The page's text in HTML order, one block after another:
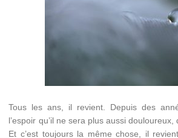
Tous les ans, il revient. Depuis des
l’espoir qu’il ne sera plus aussi douloureux,
Et c’est toujours la même chose, il